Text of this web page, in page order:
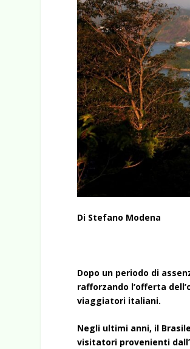
Di Stefano Modena
Dopo un periodo di
rafforzando l’offerta
viaggiatori italiani.
Negli ultimi anni, il
visitatori provenienti